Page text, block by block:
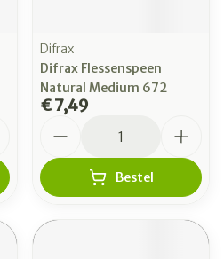
Difrax
Difrax Flessenspeen
Natural Medium 672
€ 7,49
Bestel